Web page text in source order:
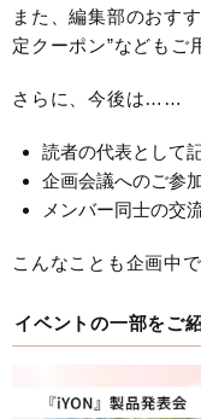
また、編集部のおす
定クーポン”などもご
さらに、今後は……
読者の代表として
企画会議へのご参
メンバー同士の交
こんなことも企画中で
イベントの一部をご紹